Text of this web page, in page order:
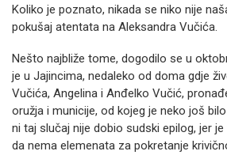
Koliko je poznato, nikada se niko nije
pokušaj atentata na Aleksandra Vučića.
Nešto najbliže tome, dogodilo se u
je u Jajincima, nedaleko od doma gdje
Vučića, Angelina i Anđelko Vučić,
oružja i municije, od kojeg je neko još
ni taj slučaj nije dobio sudski epilog, jer
da nema elemenata za pokretanje